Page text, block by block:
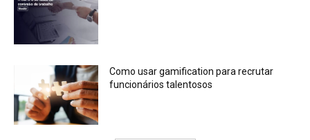
Como usar gamification para recrutar
funcionários talentosos